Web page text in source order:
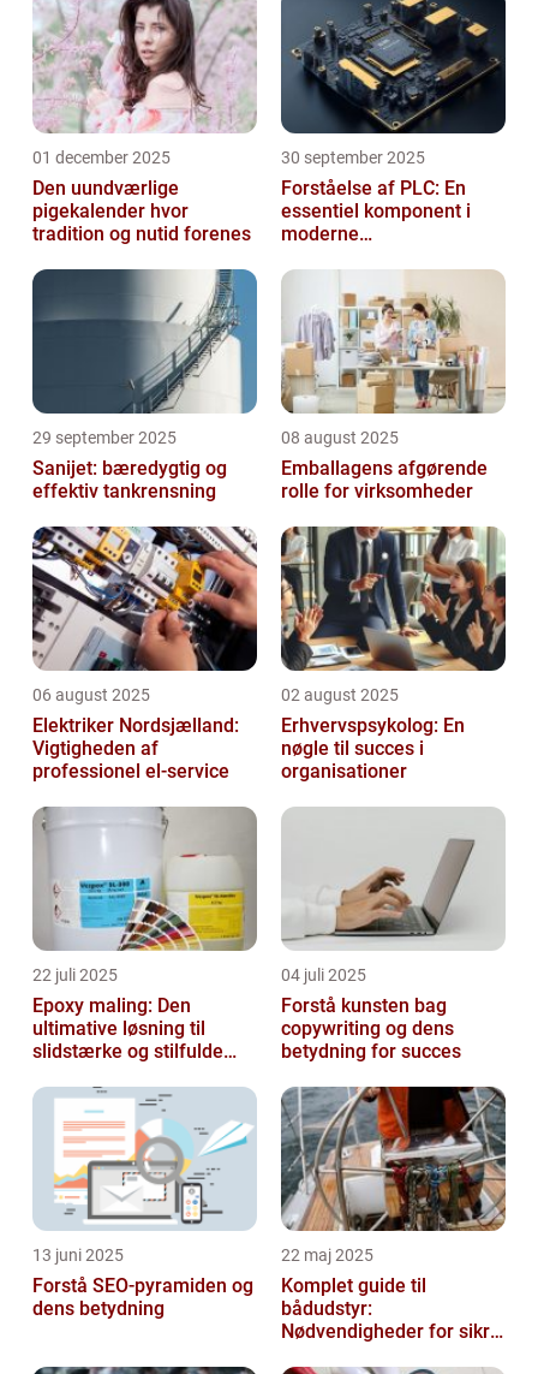
01 december 2025
Den uundværlige
pigekalender hvor
tradition og nutid forenes
30 september 2025
Forståelse af PLC: En
essentiel komponent i
moderne
29 september 2025
Sanijet: bæredygtig og
effektiv tankrensning
08 august 2025
Emballagens afgørende
rolle for virksomheder
06 august 2025
Elektriker Nordsjælland:
Vigtigheden af
professionel el-service
02 august 2025
Erhvervspsykolog: En
nøgle til succes i
organisationer
22 juli 2025
Epoxy maling: Den
ultimative løsning til
slidstærke og stilfulde
04 juli 2025
Forstå kunsten bag
copywriting og dens
betydning for succes
13 juni 2025
Forstå SEO-pyramiden og
dens betydning
22 maj 2025
Komplet guide til
bådudstyr:
Nødvendigheder for sikre